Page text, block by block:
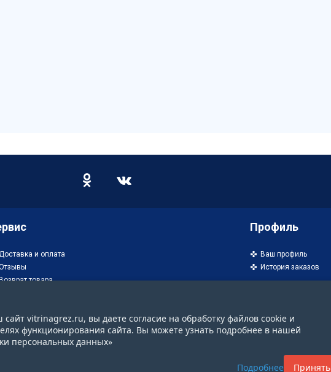
и оплата
товара
Профиль
Ваш профиль
История заказов
vitrinagrez.ru, вы даете согласие на обработку файлов cookie и
функционирования сайта. Вы можете узнать подробнее в нашей
персональных данных»
Подробнее Принять